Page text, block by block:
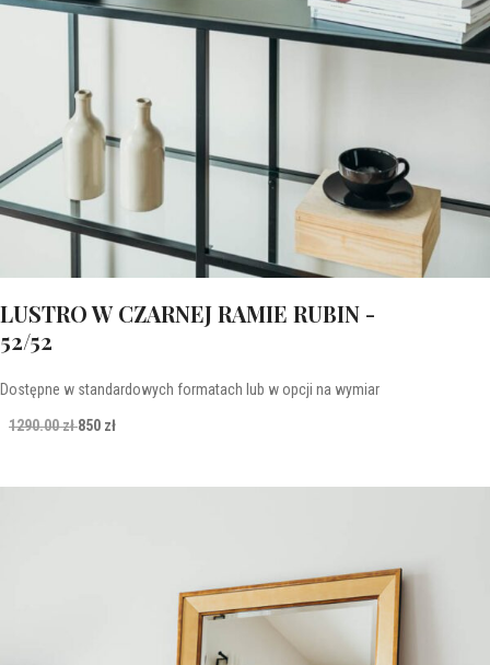
LUSTRO W CZARNEJ RAMIE RUBIN -
52/52
Dostępne w standardowych formatach lub w opcji na wymiar
1290.00 zł 850 zł